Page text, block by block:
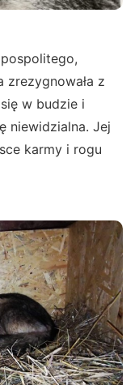
zrezygnowała z
w budzie i
niewidzialna. Jej
karmy i rogu